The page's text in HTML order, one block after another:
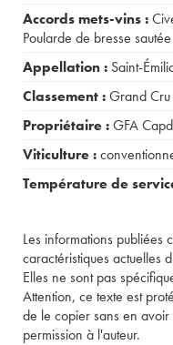
Accords mets-vins :
Poularde de bresse
Appellation : Saint-
Classement :Grand Cru
Propriétaire :GFA
Viticulture :
Température de
Les informations publiées
caractéristiques actuelles
Elles ne sont pas
Attention, ce texte est
de le copier sans en
permission à l'auteur.